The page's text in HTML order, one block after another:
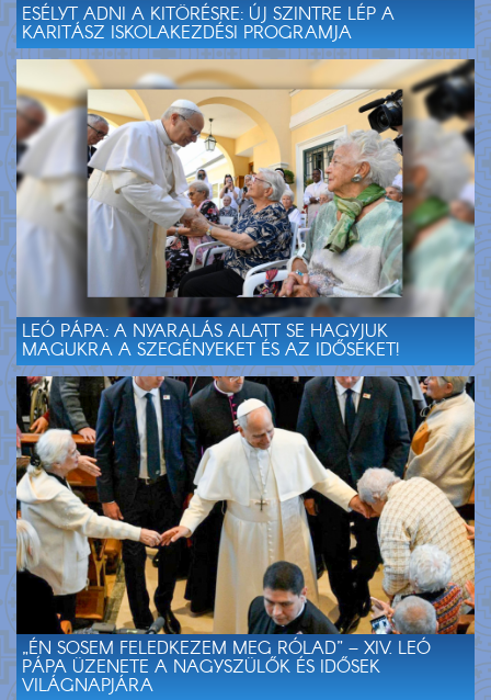
ESÉLYT ADNI A KITÖRÉSRE: ÚJ SZINTRE LÉP A
KARITÁSZ ISKOLAKEZDÉSI PROGRAMJA
LEÓ PÁPA: A NYARALÁS ALATT SE HAGYJUK
MAGUKRA A SZEGÉNYEKET ÉS AZ IDŐSEKET!
„ÉN SOSEM FELEDKEZEM MEG RÓLAD” – XIV. LEÓ
PÁPA ÜZENETE A NAGYSZÜLŐK ÉS IDŐSEK
VILÁGNAPJÁRA